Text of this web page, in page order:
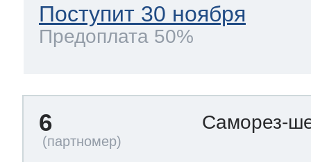
Поступит 30 ноября
Предоплата 50%
6 Саморез-